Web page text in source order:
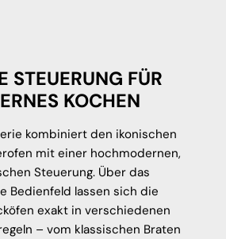
STEUERUNG FÜR
KOCHEN
kombiniert den ikonischen
mit einer hochmodernen,
Steuerung. Über das
Bedienfeld lassen sich die
exakt in verschiedenen
– vom klassischen Braten